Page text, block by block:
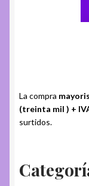
La compra
(treinta mil ) +
surtidos.